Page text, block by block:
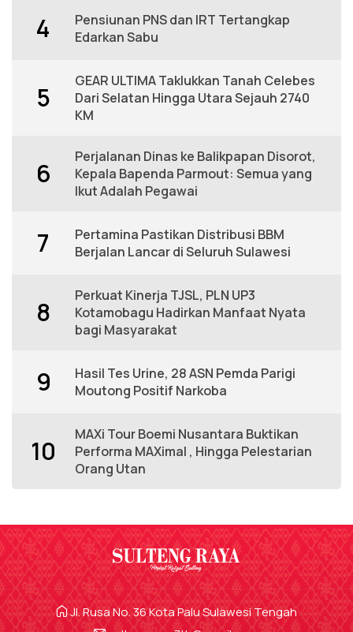
4
Pensiunan PNS dan IRT Tertangkap
Edarkan Sabu
5
GEAR ULTIMA Taklukkan Tanah Celebes
Dari Selatan Hingga Utara Sejauh 2740
KM
6
Perjalanan Dinas ke Balikpapan Disorot,
Kepala Bapenda Parmout: Semua yang
Ikut Adalah Pegawai
7
Pertamina Pastikan Distribusi BBM
Berjalan Lancar di Seluruh Sulawesi
8
Perkuat Kinerja TJSL, PLN UP3
Kotamobagu Hadirkan Manfaat Nyata
bagi Masyarakat
9
Hasil Tes Urine, 28 ASN Pemda Parigi
Moutong Positif Narkoba
10
MAXi Tour Boemi Nusantara Buktikan
Performa MAXimal , Hingga Pelestarian
Orang Utan
Jl. Rusa No. 36 Kota Palu Sulawesi Tengah